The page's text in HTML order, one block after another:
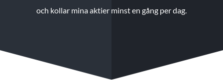
och kollar mina aktier minst en gång per dag.